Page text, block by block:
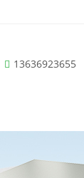
13636923655